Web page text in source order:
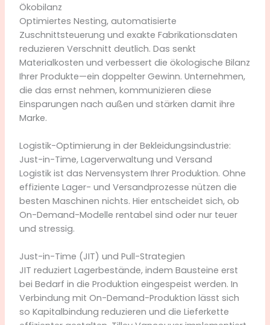
Ökobilanz
Optimiertes Nesting, automatisierte
Zuschnittsteuerung und exakte Fabrikationsdaten
reduzieren Verschnitt deutlich. Das senkt
Materialkosten und verbessert die ökologische Bilanz
Ihrer Produkte—ein doppelter Gewinn. Unternehmen,
die das ernst nehmen, kommunizieren diese
Einsparungen nach außen und stärken damit ihre
Marke.
Logistik-Optimierung in der Bekleidungsindustrie:
Just-in-Time, Lagerverwaltung und Versand
Logistik ist das Nervensystem Ihrer Produktion. Ohne
effiziente Lager- und Versandprozesse nützen die
besten Maschinen nichts. Hier entscheidet sich, ob
On-Demand-Modelle rentabel sind oder nur teuer
und stressig.
Just-in-Time (JIT) und Pull-Strategien
JIT reduziert Lagerbestände, indem Bausteine erst
bei Bedarf in die Produktion eingespeist werden. In
Verbindung mit On-Demand-Produktion lässt sich
so Kapitalbindung reduzieren und die Lieferkette